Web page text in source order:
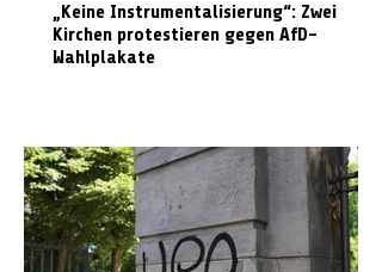
„Keine Instrumentalisierung“: Zwei
Kirchen protestieren gegen AfD-
Wahlplakate